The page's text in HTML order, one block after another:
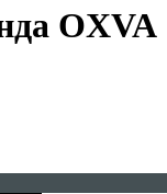
OXVA